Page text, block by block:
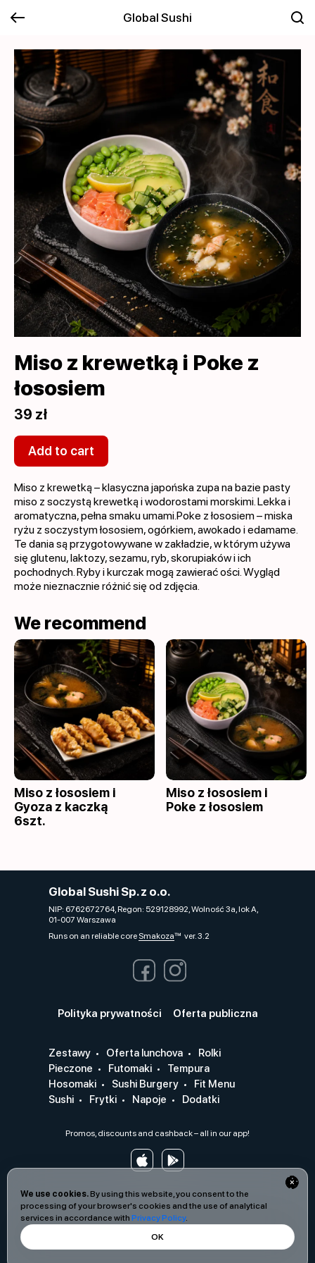
Global Sushi
We use cookies.By using this website, you consent to the
processing of your browser's cookies and the use of analytical
services in accordance with Privacy Policy.
OK
Miso z krewetką i Poke z
łososiem
39 zł
Add to cart
Miso z krewetką – klasyczna japońska zupa na bazie pasty
miso z soczystą krewetką i wodorostami morskimi. Lekka i
aromatyczna, pełna smaku umami.Poke z łososiem – miska
ryżu z soczystym łososiem, ogórkiem, awokado i edamame.
Te dania są przygotowywane w zakładzie, w którym używa
się glutenu, laktozy, sezamu, ryb, skorupiaków i ich
pochodnych. Ryby i kurczak mogą zawierać ości. Wygląd
może nieznacznie różnić się od zdjęcia.
We recommend
Miso z łososiem i
Gyoza z kaczką
6szt.
Miso z łososiem i
Poke z łososiem
Global Sushi Sp. z o.o.
NIP: 6762672764, Regon: 529128992, Wolność 3a, lok A,
01-007 Warszawa
Runs on an reliable core Smakozaver. 3.2
Polityka prywatności Oferta publiczna
Zestawy Oferta lunchova
Rolki
Pieczone
Futomaki
Tempura
Hosomaki
Sushi Burgery
Fit Menu
Sushi
Frytki Napoje Dodatki
Promos, discounts and cashback – all in our app!